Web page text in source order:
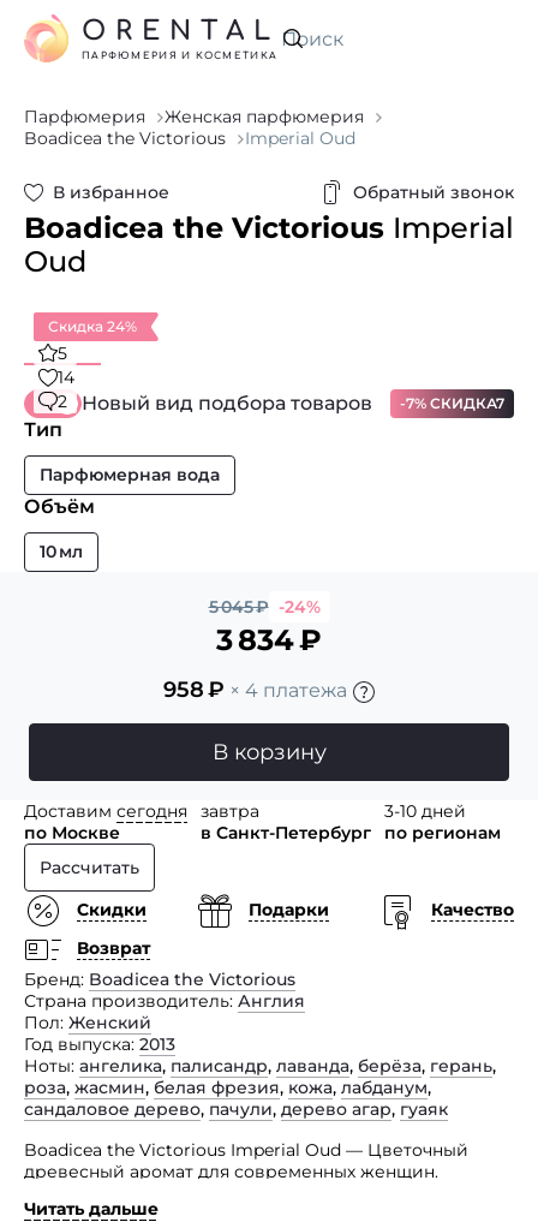
Искать
ORENTAL
ПАРФЮМЕРИЯ И КОСМЕТИКА
Парфюмерия
Женская парфюмерия
Boadicea the Victorious
Imperial Oud
В избранное Обратный звонок
Boadicea the Victorious Imperial
Oud
Скидка 24%
5
14
2
Новый вид подбора товаров -7% СКИДКА7
Тип
Парфюмерная вода
Объём
10 мл
5 045₽ -24%
3 834₽
958₽ × 4 платежа
В корзину
Доставим сегодня
по Москве
завтра
в Санкт-Петербург
3-10 дней
по регионам
Рассчитать
Скидки
Подарки
Качество
Возврат
Бренд Boadicea the Victorious
Страна производитель Англия
Пол Женский
Год выпуска 2013
Ноты ангелика, палисандр, лаванда, берёза, герань,
роза, жасмин, белая фрезия, кожа, лабданум,
сандаловое дерево, пачули, дерево агар, гуаяк
Boadicea the Victorious Imperial Oud — Цветочный
древесный аромат для современных женщин.
Теплый, чувственный и нежный одновременно, этот
Читать дальше